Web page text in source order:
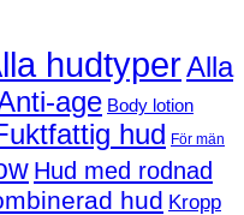
hudtyperAlla
age Body lotion
hud För män
Hud med rodnad
hud Kropp